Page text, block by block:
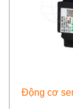
Động cơ